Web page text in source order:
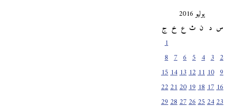
يوليو 2016
س
ث خ ج
10
11
12
13
14
15
16
17
18
19
20
21
22
23
24
25
26
27
28
29